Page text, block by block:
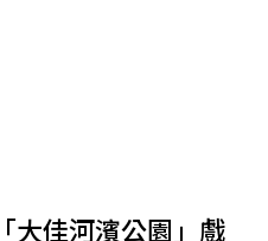
大佳河濱公園」戲